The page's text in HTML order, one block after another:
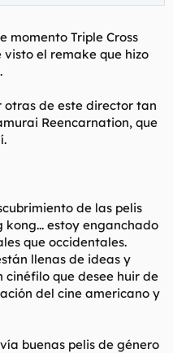
momento Triple Cross
visto el remake que hizo
otras de este director tan
Reencarnation, que
de las pelis
kong... estoy enganchado
que occidentales.
llenas de ideas y
cinéfilo que desee huir de
del cine americano y
buenas pelis de género